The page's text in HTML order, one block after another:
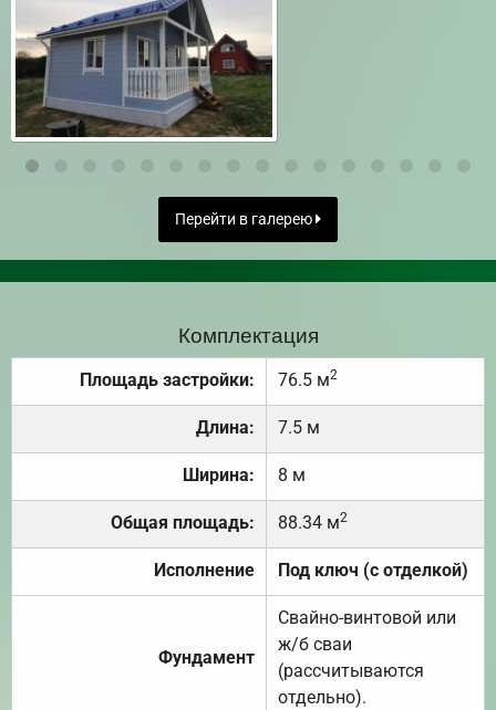
Перейти в галерею
Комплектация
Площадь застройки: 76.5 м2
Длина: 7.5 м
Ширина: 8 м
Общая площадь: 88.34 м2
Исполнение Под ключ (с отделкой)
Фундамент
Свайно-винтовой или
ж/б сваи
(рассчитываются
отдельно).